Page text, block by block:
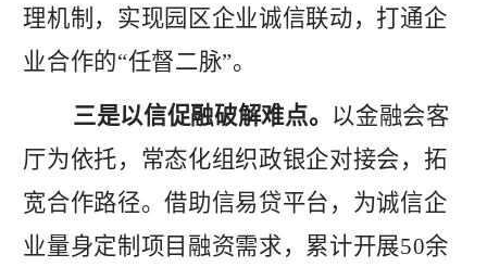
理机制，实现园区企业诚信联动，打通企
业合作的“任督二脉”。
三是以信促融破解难点。 以金融会客
厅为依托，常态化组织政银企对接会，拓
宽合作路径。借助信易贷平台，为诚信企
业量身定制项目融资需求，累计开展50余